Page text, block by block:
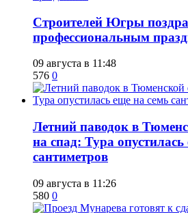
​Строителей Югры
профессиональным
09 августа в 11:48
576 0
​Летний паводок в
на спад: Тура
сантиметров
09 августа в 11:26
580 0